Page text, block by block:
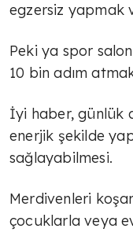
egzersiz yapmak
Peki ya spor
10 bin adım
İyi haber, günlük
enerjik şekilde
sağlayabilmesi.
Merdivenleri
çocuklarla veya